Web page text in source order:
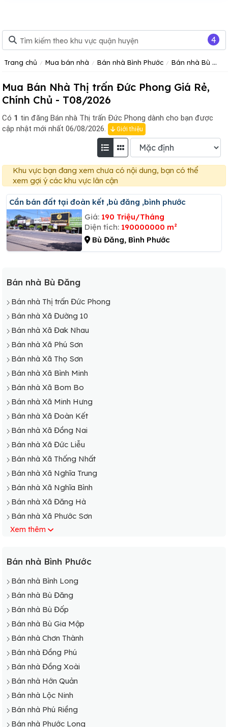
Trang chủ Mua bán nhà Bán nhà Bình Phước Bán nhà Bù Đăng
Mua Bán Nhà Thị trấn Đức Phong Giá Rẻ,
Chính Chủ - T08/2026
Có 1 tin đăng Bán nhà Thị trấn Đức Phong dành cho bạn được
cập nhật mới nhất 06/08/2026.
Giới thiệu
Khu vực bạn đang xem chưa có nội dung, bạn có thể
xem gợi ý các khu vực lân cận
Cần bán đất tại đoàn kết ,bù đăng ,bình phước
Giá: 190 Triệu/Tháng
Diện tích: 190000000 m²
Bù Đăng, Bình Phước
Bán nhà Bù Đăng
Bán nhà Thị trấn Đức Phong
Bán nhà Xã Đường 10
Bán nhà Xã Đak Nhau
Bán nhà Xã Phú Sơn
Bán nhà Xã Thọ Sơn
Bán nhà Xã Bình Minh
Bán nhà Xã Bom Bo
Bán nhà Xã Minh Hưng
Bán nhà Xã Đoàn Kết
Bán nhà Xã Đồng Nai
Bán nhà Xã Đức Liễu
Bán nhà Xã Thống Nhất
Bán nhà Xã Nghĩa Trung
Bán nhà Xã Nghĩa Bình
Bán nhà Xã Đăng Hà
Bán nhà Xã Phước Sơn
Xem thêm
Bán nhà Bình Phước
Bán nhà Bình Long
Bán nhà Bù Đăng
Bán nhà Bù Đốp
Bán nhà Bù Gia Mập
Bán nhà Chơn Thành
Bán nhà Đồng Phú
Bán nhà Đồng Xoài
Bán nhà Hớn Quản
Bán nhà Lộc Ninh
Bán nhà Phú Riềng
Bán nhà Phước Long
4